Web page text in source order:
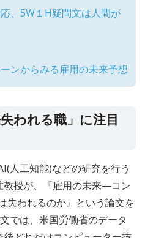
、5W１H疑問文は人間が
ンからみる雇用の未来予想
われる職」に注目
人工知能)などの研究を行う
教授が、『雇用の未来—コン
失われるのか』という論文を
では、米国労働省のデータ